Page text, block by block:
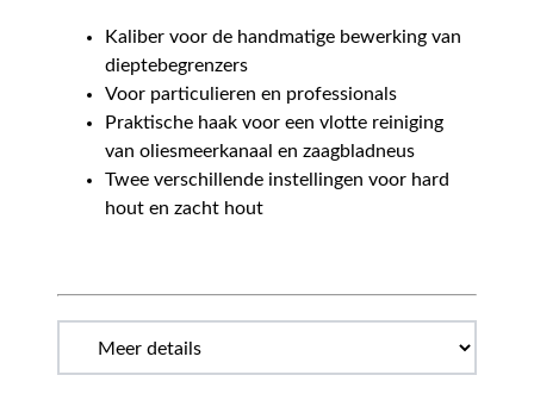
Kaliber voor de handmatige bewerking van
dieptebegrenzers
Voor particulieren en professionals
Praktische haak voor een vlotte reiniging
van oliesmeerkanaal en zaagbladneus
Twee verschillende instellingen voor hard
hout en zacht hout